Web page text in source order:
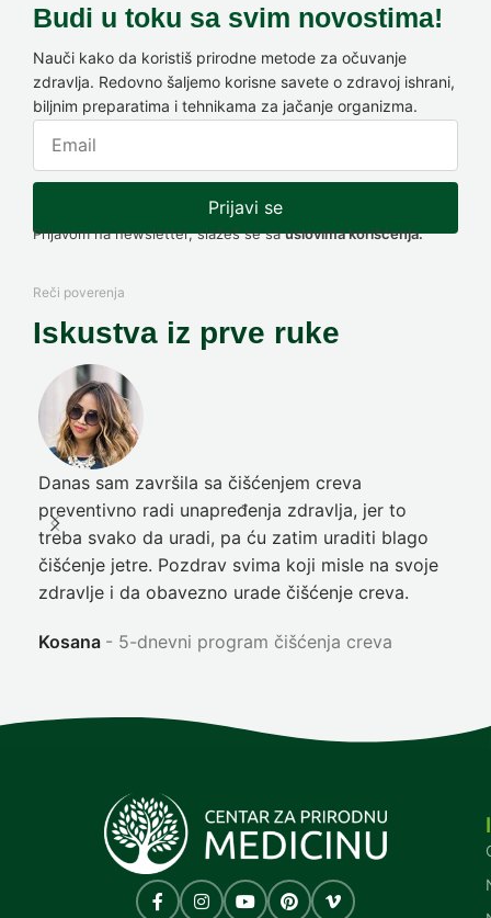
Budi u toku sa svim novostima!
Nauči kako da koristiš prirodne metode za očuvanje
zdravlja. Redovno šaljemo korisne savete o zdravoj ishrani,
biljnim preparatima i tehnikama za jačanje organizma.
Prijavi se
Prijavom na newsletter, slažeš se sauslovima korišćenja.
Reči poverenja
Iskustva iz prve ruke
Danas sam završila sa čišćenjem creva
preventivno radi unapređenja zdravlja, jer to
treba svako da uradi, pa ću zatim uraditi blago
čišćenje jetre. Pozdrav svima koji misle na svoje
zdravlje i da obavezno urade čišćenje creva.
Kosana 5-dnevni program čišćenja creva